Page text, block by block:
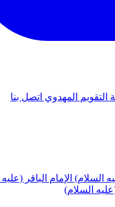
التقويم المهدوي اتصل بنا
السلام) الإمام الباقر
السلام)